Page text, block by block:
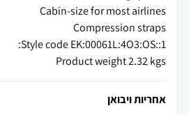
Product weight 2.32 kgs
אחריות ויבואן